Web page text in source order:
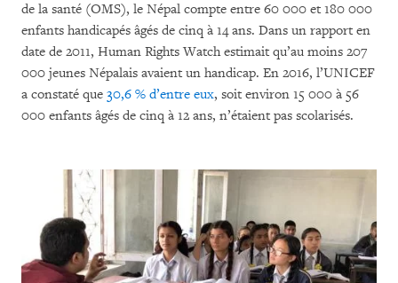
de la santé (OMS), le Népal compte entre 60 000 et 180 000
enfants handicapés âgés de cinq à 14 ans. Dans un rapport en
date de 2011, Human Rights Watch estimait qu’au moins 207
000 jeunes Népalais avaient un handicap. En 2016, l’UNICEF
a constaté que 30,6 % d’entre eux, soit environ 15 000 à 56
000 enfants âgés de cinq à 12 ans, n’étaient pas scolarisés.